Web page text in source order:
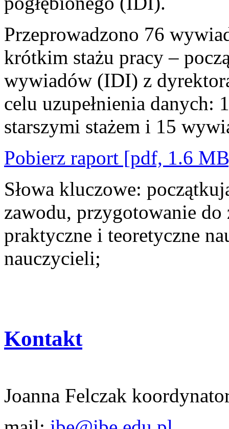
Przeprowadzono 76
krótkim stażu pracy –
wywiadów (IDI) z
celu uzupełnienia
starszymi stażem i 15
Pobierz raport [pdf, 1.6
Słowa kluczowe:
zawodu, przygotowanie
praktyczne i teoretyczne
nauczycieli;
Kontakt
Joanna Felczak